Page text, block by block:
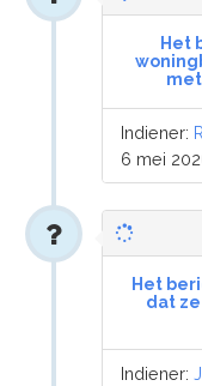
Het
Indiener:
6 mei
Het
dat
Indiener: